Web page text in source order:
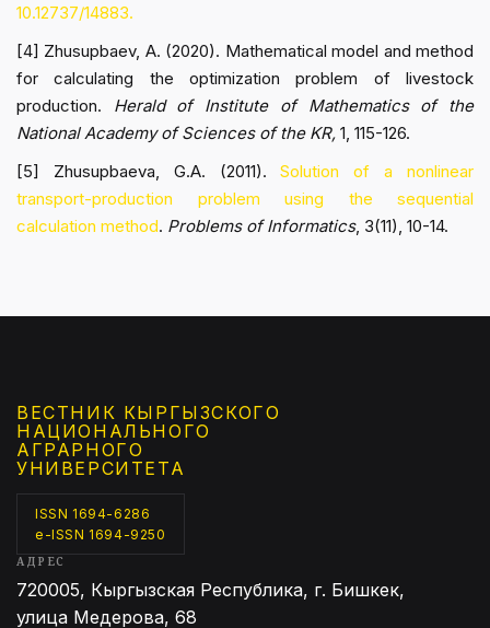
10.12737/14883.
[4] Zhusupbaev, A. (2020). Mathematical model and method
for calculating the optimization problem of livestock
production. Herald of Institute of Mathematics of the
National Academy of Sciences of the KR, 1, 115-126.
[5] Zhusupbaeva, G.A. (2011).Solution of a nonlinear
transport-production problem using the sequential
calculation method. Problems of Informatics, 3(11), 10-14.
ВЕСТНИК КЫРГЫЗCКОГО
НАЦИОНАЛЬНОГО
АГРАРНОГО
УНИВЕРСИТЕТА
ISSN 1694-6286
e-ISSN 1694-9250
АДРЕС
720005, Кыргызская Республика, г. Бишкек,
улица Медерова, 68